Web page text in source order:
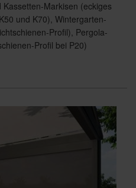
Markisen (eckiges
und K70), Wintergarten-
Profil), Pergola-
Profil bei P20)